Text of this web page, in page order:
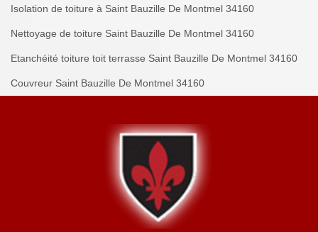
Isolation de toiture à Saint Bauzille De Montmel 34160
Nettoyage de toiture Saint Bauzille De Montmel 34160
Etanchéité toiture toit terrasse Saint Bauzille De Montmel 34160
Couvreur Saint Bauzille De Montmel 34160